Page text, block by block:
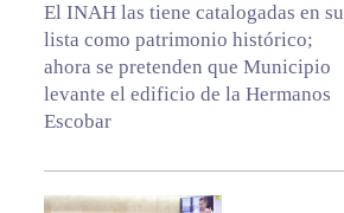
El INAH las tiene catalogadas en su
lista como patrimonio histórico;
ahora se pretenden que Municipio
levante el edificio de la Hermanos
Escobar